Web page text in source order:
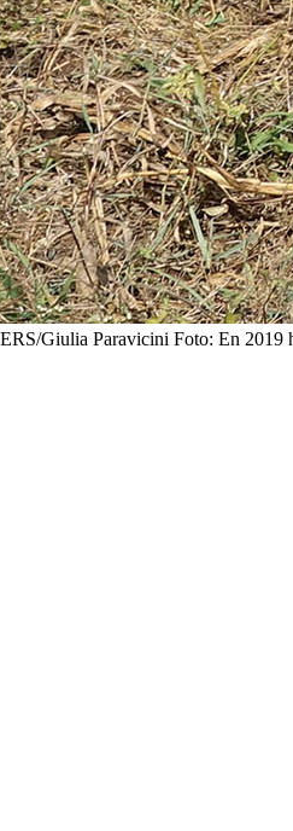
Giulia Paravicini Foto: En 2019